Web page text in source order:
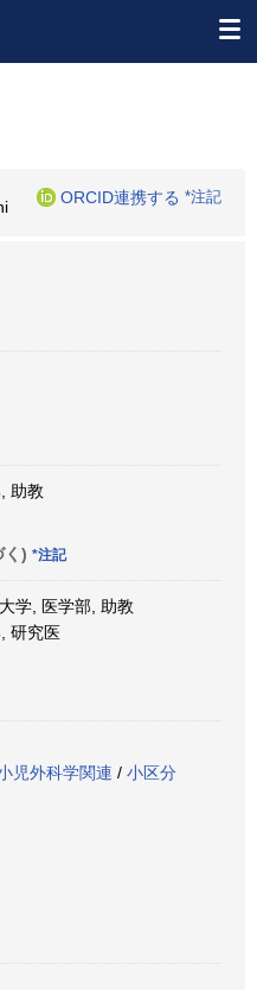
ORCID連携する *注記
助教
く) *注記
学, 医学部, 助教
研究医
児外科学関連 / 小区分